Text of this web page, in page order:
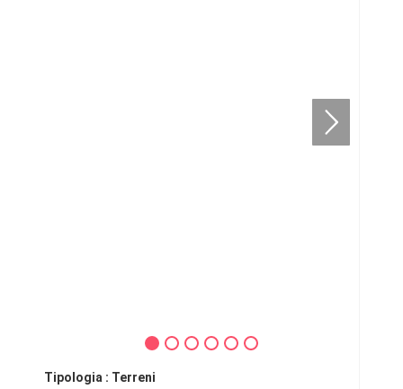
Tipologia : Terreni